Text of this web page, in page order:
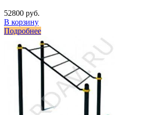
52800 руб.
В корзину
Подробнее